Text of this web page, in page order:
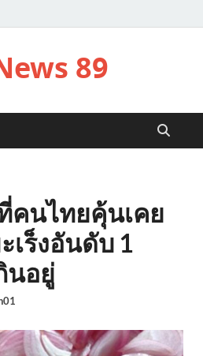
89
คนไทยคุ้นเคย
เร็งอันดับ 1
นอยู่